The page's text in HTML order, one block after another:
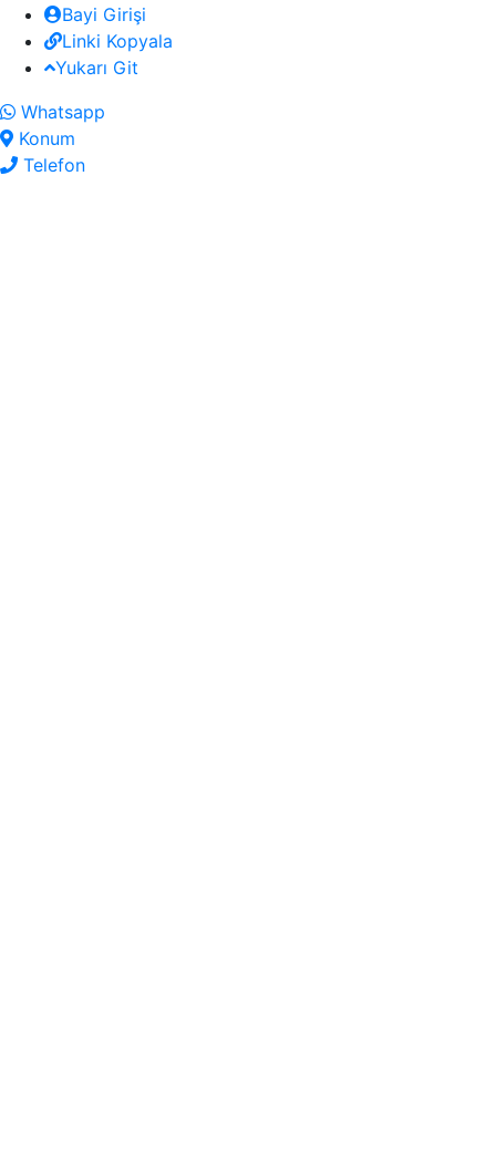
Bayi Girişi
Linki Kopyala
Yukarı Git
Whatsapp
Konum
Telefon